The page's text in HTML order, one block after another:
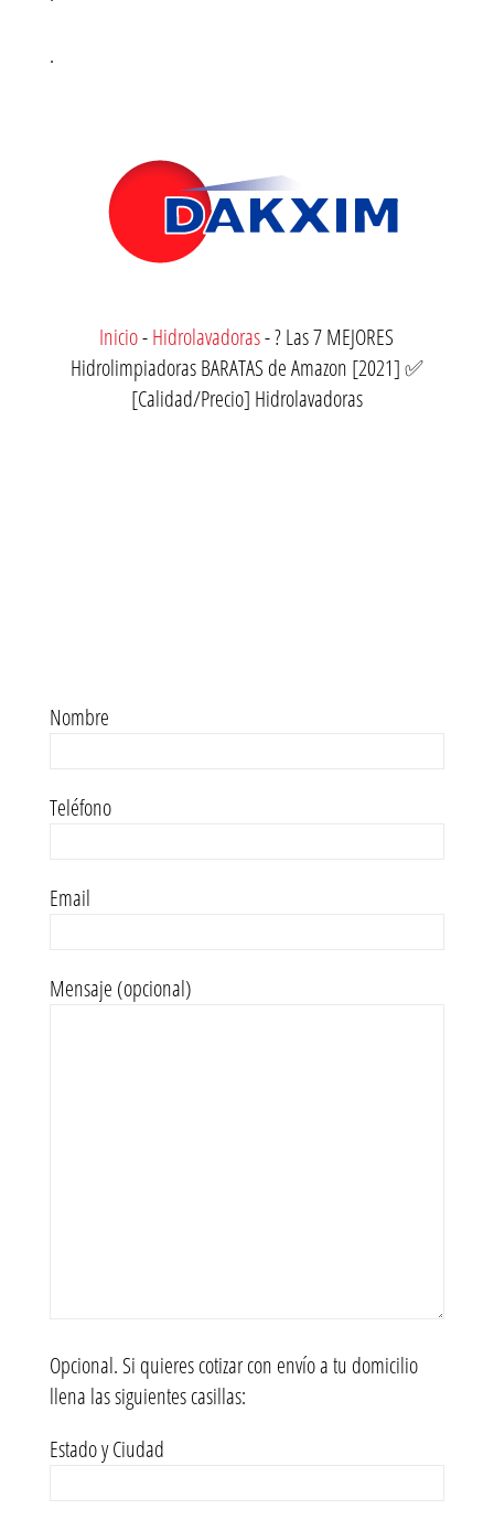
.
Inicio-Hidrolavadoras-? Las 7 MEJORES
Hidrolimpiadoras BARATAS de Amazon [2021] ✅
[Calidad/Precio] Hidrolavadoras
Nombre
Teléfono
Email
Mensaje (opcional)
Opcional. Si quieres cotizar con envío a tu domicilio
llena las siguientes casillas:
Estado y Ciudad